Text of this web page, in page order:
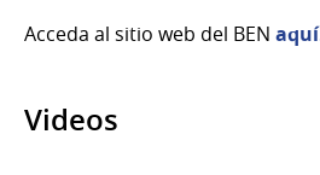
Acceda al sitio web del BEN
Videos